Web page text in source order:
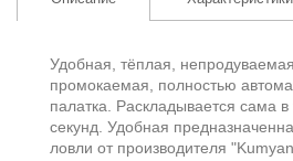
Удобная, тёплая,
промокаемая, полностью
палатка. Раскладывается сама в
секунд. Удобная
ловли от производителя